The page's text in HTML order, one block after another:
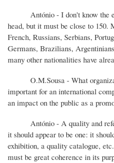
António - I don't know the
head, but it must be close to 150.
French, Russians, Serbians,
Germans, Brazilians,
many other nationalities have
O.M.Sousa - What
important for an international
an impact on the public as a
António - A quality and
it should appear to be one: it
exhibition, a quality catalogue,
must be great coherence in its